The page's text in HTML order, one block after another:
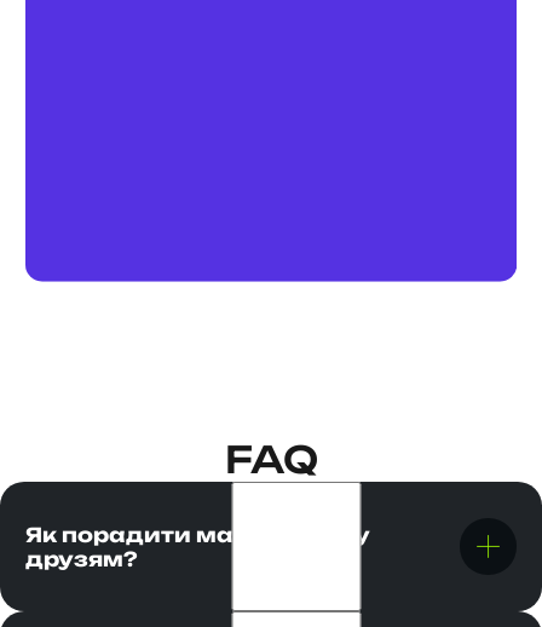
FAQ
Як порадити магістратуру
друзям?
Натисніть кнопку «Порадити магістратуру» та